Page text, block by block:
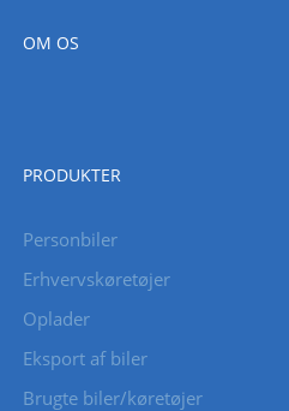
OM OS
PRODUKTER
Personbiler
Erhvervskøretøjer
Oplader
Eksport af biler
Brugte biler/køretøjer